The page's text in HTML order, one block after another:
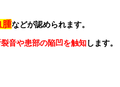
腫などが認められます。
音や患部の陥凹を触知します。